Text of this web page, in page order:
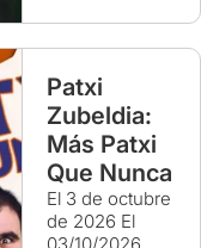
Patxi
Zubeldia:
Más Patxi
Que Nunca
El 3 de octubre
de 2026 El